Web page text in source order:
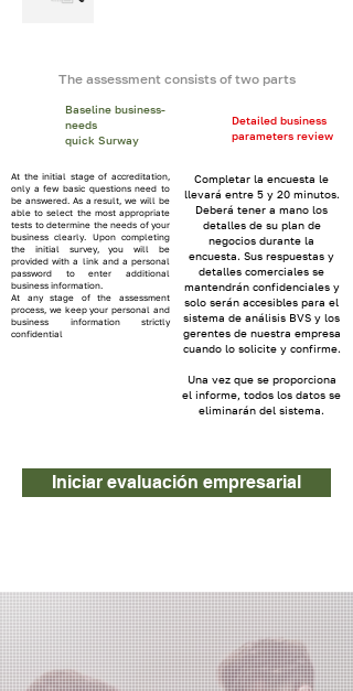
The assessment consists of two parts
Baseline business-
needs
quick Surway
Detailed business
parameters review
At the initial stage of accreditation,
only a few basic questions need to
be answered. As a result, we will be
able to select the most appropriate
tests to determine the needs of your
business clearly. Upon completing
the initial survey, you will be
provided with a link and a personal
password to enter additional
business information.
At any stage of the assessment
process, we keep your personal and
business information strictly
confidential
Completar la encuesta le
llevará entre 5 y 20 minutos.
Deberá tener a mano los
detalles de su plan de
negocios durante la
encuesta. Sus respuestas y
detalles comerciales se
mantendrán confidenciales y
solo serán accesibles para el
sistema de análisis BVS y los
gerentes de nuestra empresa
cuando lo solicite y confirme.
Una vez que se proporciona
el informe, todos los datos se
eliminarán del sistema.
Iniciar evaluación empresarial